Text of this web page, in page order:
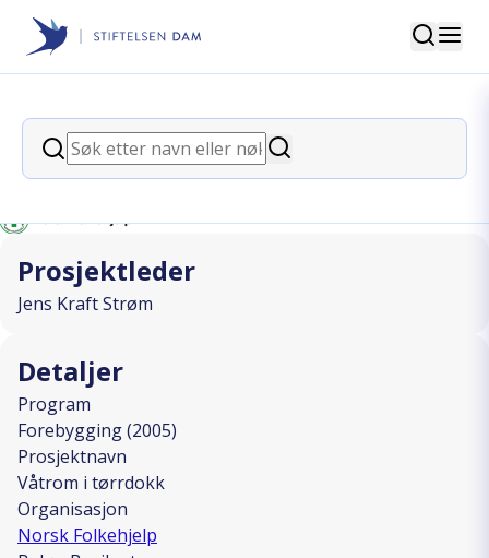
Stiftelsen Dam
Søk
Søk
Søk
back
Våtrom i tørrdokk
Prosjektleder
Jens Kraft Strøm
Detaljer
Program
Forebygging (2005)
Prosjektnavn
Våtrom i tørrdokk
Organisasjon
Norsk Folkehjelp